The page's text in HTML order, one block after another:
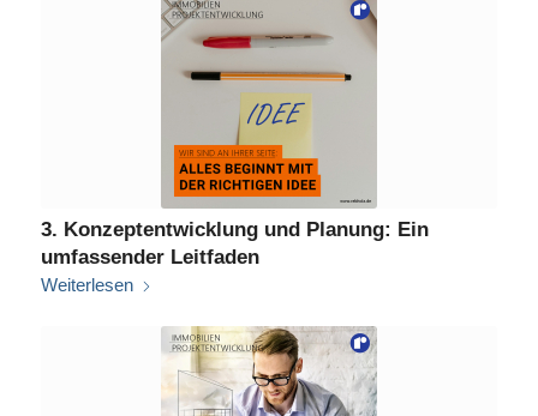
3. Konzeptentwicklung und Planung: Ein
umfassender Leitfaden
Weiterlesen